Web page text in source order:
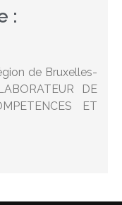
:
de Bruxelles-
DE
ET